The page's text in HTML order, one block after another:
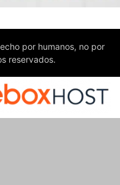
por humanos, no por
reservados.